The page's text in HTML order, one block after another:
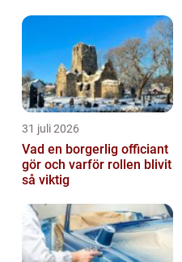
31 juli 2026
Vad en borgerlig officiant
gör och varför rollen blivit
så viktig